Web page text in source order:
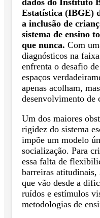
Estatística (IBGE)
a inclusão de
sistema de ensino
que nunca. Com
diagnósticos na
enfrenta o desafio
espaços
apenas acolham,
desenvolvimento de
Um dos maiores
rigidez do sistema
impõe um modelo
socialização. Para
essa falta de
barreiras atitudinais,
que vão desde a
ruídos e estímulos
metodologias de